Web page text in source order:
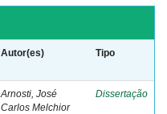
Autor(es) Tipo
Arnosti, José
Carlos Melchior
Dissertação